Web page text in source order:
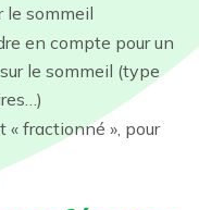
le sommeil
en compte pour un
le sommeil (type
« fractionné », pour